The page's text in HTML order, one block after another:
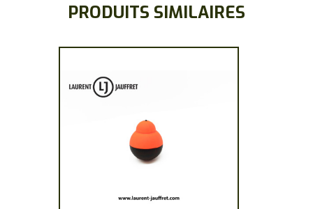
PRODUITS SIMILAIRES